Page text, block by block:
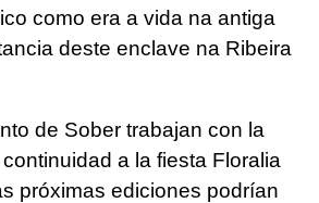
como era a vida na antiga
deste enclave na Ribeira
de Sober trabajan con la
a la fiesta Floralia
próximas ediciones podrían